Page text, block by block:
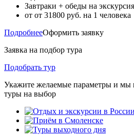
Завтраки + обеды на
от от 31800 руб. на 1 человека
ПодробнееОформить заявку
Заявка на подбор тура
Подобрать тур
Укажите желаемые параметры и мы
туры на выбор